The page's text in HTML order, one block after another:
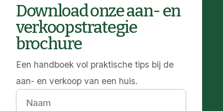
Download onze aan- en
verkoopstrategie
brochure
Een handboek vol praktische tips bij de
aan- en verkoop van een huis.
Naam